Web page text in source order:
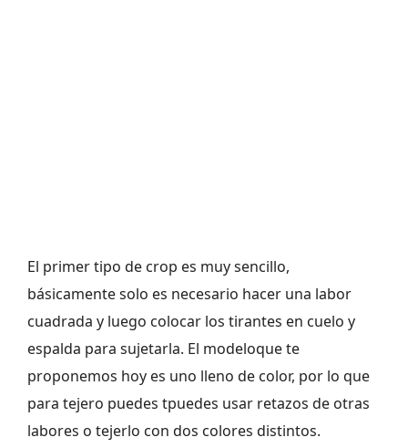
El primer tipo de crop es muy sencillo,
básicamente solo es necesario hacer una labor
cuadrada y luego colocar los tirantes en cuelo y
espalda para sujetarla. El modeloque te
proponemos hoy es uno lleno de color, por lo que
para tejero puedes tpuedes usar retazos de otras
labores o tejerlo con dos colores distintos.